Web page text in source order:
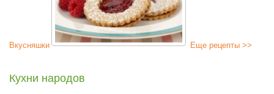
Вкусняшки Еще рецепты >>
Кухни народов